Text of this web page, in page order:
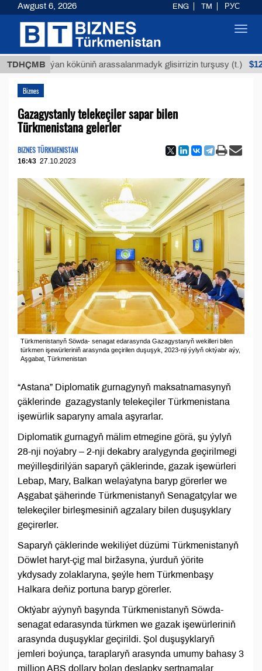
TDHÇMB
Buýan köküniň arassalanmadyk glisirrizin turşusy (t.)
Biznes
Gazagystanly telekeçiler sapar bilen
Türkmenistana gelerler
BIZNES TÜRKMENISTAN
16:43 27.10.2023
Türkmenistanyň Söwda- senagat edarasynda Gazagystanyň wekilleri bilen
türkmen işewürleriniň arasynda geçirilen duşuşyk, 2023-nji ýylyň oktýabr aýy,
Aşgabat, Türkmenistan
“Astana” Diplomatik gurnagynyň maksatnamasynyň
çäklerinde gazagystanly telekeçiler Türkmenistana
işewürlik saparyny amala aşyrarlar.
Diplomatik gurnagyň mälim etmegine görä, şu ýylyň
28-nji noýabry – 2-nji dekabry aralygynda geçirilmegi
meýilleşdirilýän saparyň çäklerinde, gazak işewürleri
Lebap, Mary, Balkan welaýatyna baryp görerler we
Aşgabat şäherinde Türkmenistanyň Senagatçylar we
telekeçiler birleşmesiniň agzalary bilen duşuşyklary
geçirerler.
Saparyň çäklerinde wekiliýet düzümi Türkmenistanyň
Döwlet haryt-çig mal biržasyna, ýurduň ýörite
ykdysady zolaklaryna, şeýle hem Türkmenbaşy
Halkara deňiz portuna baryp görerler.
Oktýabr aýynyň başynda Türkmenistanyň Söwda-
senagat edarasynda türkmen we gazak işewürleriniň
arasynda duşuşyklar geçirildi. Şol duşuşyklaryň
jemleri boýunça, taraplaryň arasynda umumy bahasy 3
million ABŞ dollary bolan deslapky şertnamalar
Awgust 6, 2026 ENG TM РУС